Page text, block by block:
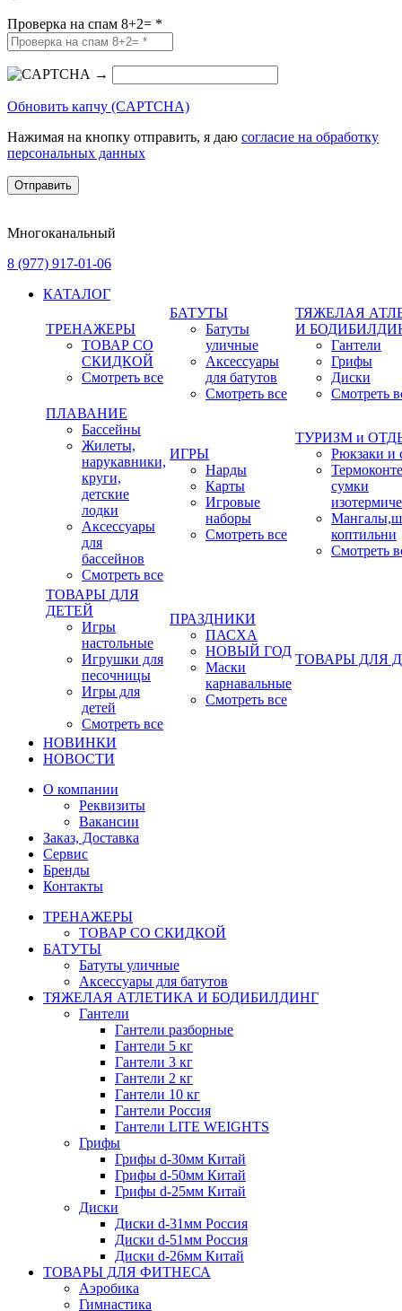
Проверка на спам 8+2= *
→
Обновить капчу (CAPTCHA)
Нажимая на кнопку отправить, я даю согласие на обработку
персональных данных
Многоканальный
8 (977) 917-01-06
КАТАЛОГ
ТРЕНАЖЕРЫ
ТОВАР СО
СКИДКОЙ
Смотреть все
БАТУТЫ
Батуты
уличные
Аксессуары
для батутов
Смотреть все
ТЯЖЕЛАЯ
И
Гантели
Грифы
Диски
Смотреть
ПЛАВАНИЕ
Бассейны
Жилеты,
нарукавники,
круги,
детские
лодки
Аксессуары
для
бассейнов
Смотреть все
ИГРЫ
Нарды
Карты
Игровые
наборы
Смотреть все
ТУРИЗМ и
Рюкзаки и
сумки
коптильни
Смотреть
ТОВАРЫ ДЛЯ
ДЕТЕЙ
Игры
настольные
Игрушки для
песочницы
Игры для
детей
Смотреть все
ПРАЗДНИКИ
ПАСХА
НОВЫЙ ГОД
Маски
карнавальные
Смотреть все
ТОВАРЫ ДЛЯ
НОВИНКИ
НОВОСТИ
О компании
Реквизиты
Вакансии
Заказ, Доставка
Сервис
Бренды
Контакты
ТРЕНАЖЕРЫ
ТОВАР СО СКИДКОЙ
БАТУТЫ
Батуты уличные
Аксессуары для батутов
ТЯЖЕЛАЯ АТЛЕТИКА И БОДИБИЛДИНГ
Гантели
Гантели разборные
Гантели 5 кг
Гантели 3 кг
Гантели 2 кг
Гантели 10 кг
Гантели Россия
Гантели LITE WEIGHTS
Грифы
Грифы d-30мм Китай
Грифы d-50мм Китай
Грифы d-25мм Китай
Диски
Диски d-31мм Россия
Диски d-51мм Россия
Диски d-26мм Китай
ТОВАРЫ ДЛЯ ФИТНЕСА
Аэробика
Гимнастика